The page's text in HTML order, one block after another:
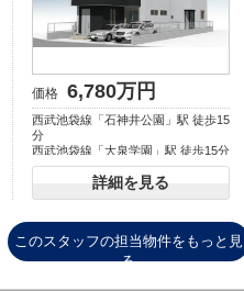
価格 6,780万円
西武池袋線「石神井公園」駅 徒歩15
分
西武池袋線「大泉学園」駅 徒歩15分
西武新宿線「上石神井」駅 徒歩32分
詳細を見る
このスタッフの担当物件をもっと見
る